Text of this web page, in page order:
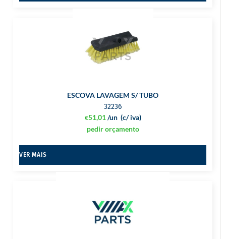
ESCOVA LAVAGEM S/ TUBO
32236
€51,01 (c/ iva)
/un
pedir orçamento
VER MAIS